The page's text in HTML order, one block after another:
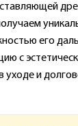
его
с
и